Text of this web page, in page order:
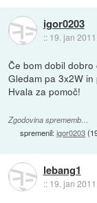
igor0203
:: 19. jan
Če bom dobil
Gledam pa 3x2W
Hvala za pomoč!
Zgodovina sprememb…
spremenil:igor0203(
lebang1
:: 19. jan